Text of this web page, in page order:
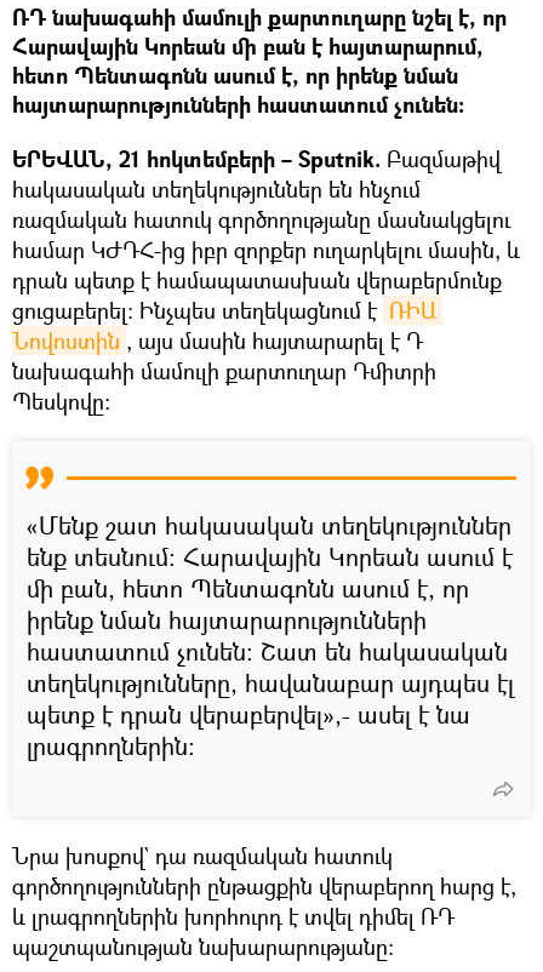
ՌԴ նախագահի մամուլի քարտուղարը նշել է, որ
Հարավային Կորեան մի բան է հայտարարում,
հետո Պենտագոնն ասում է, որ իրենք նման
հայտարարությունների հաստատում չունեն։
ԵՐԵՎԱՆ, 21 հոկտեմբերի – Sputnik. Բազմաթիվ
հակասական տեղեկություններ են հնչում
ռազմական հատուկ գործողությանը մասնակցելու
համար ԿԺԴՀ-ից իբր զորքեր ուղարկելու մասին, և
դրան պետք է համապատասխան վերաբերմունք
ցուցաբերել։ Ինչպես տեղեկացնում է ՌԻԱ
Նովոստին , այս մասին հայտարարել է Դ
նախագահի մամուլի քարտուղար Դմիտրի
Պեսկովը։
«Մենք շատ հակասական տեղեկություններ
ենք տեսնում: Հարավային Կորեան ասում է
մի բան, հետո Պենտագոնն ասում է, որ
իրենք նման հայտարարությունների
հաստատում չունեն: Շատ են հակասական
տեղեկությունները, հավանաբար այդպես էլ
պետք է դրան վերաբերվել»,- ասել է նա
լրագրողներին։
Նրա խոսքով` դա ռազմական հատուկ
գործողությունների ընթացքին վերաբերող հարց է,
և լրագրողներին խորհուրդ է տվել դիմել ՌԴ
պաշտպանության նախարարությանը։